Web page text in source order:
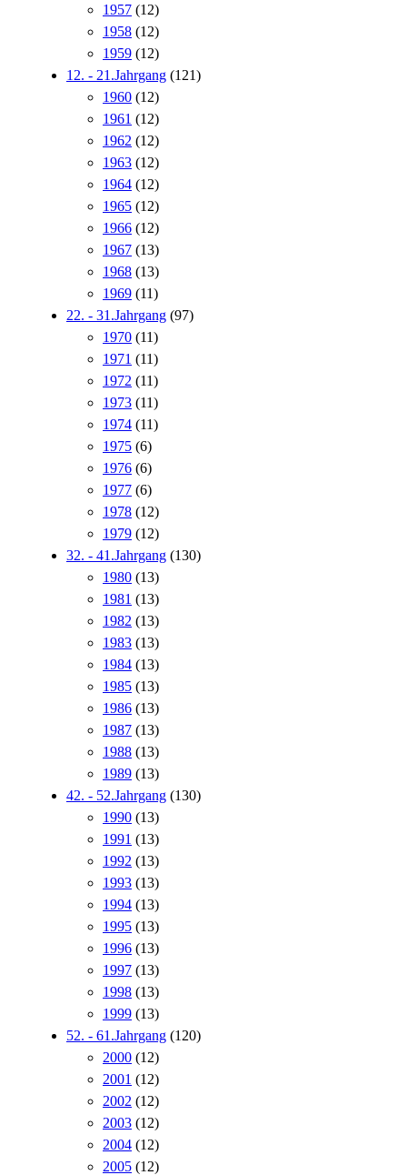
1957 (12)
1958 (12)
1959 (12)
12. - 21.Jahrgang (121)
1960 (12)
1961 (12)
1962 (12)
1963 (12)
1964 (12)
1965 (12)
1966 (12)
1967 (13)
1968 (13)
1969 (11)
22. - 31.Jahrgang (97)
1970 (11)
1971 (11)
1972 (11)
1973 (11)
1974 (11)
1975 (6)
1976 (6)
1977 (6)
1978 (12)
1979 (12)
32. - 41.Jahrgang (130)
1980 (13)
1981 (13)
1982 (13)
1983 (13)
1984 (13)
1985 (13)
1986 (13)
1987 (13)
1988 (13)
1989 (13)
42. - 52.Jahrgang (130)
1990 (13)
1991 (13)
1992 (13)
1993 (13)
1994 (13)
1995 (13)
1996 (13)
1997 (13)
1998 (13)
1999 (13)
52. - 61.Jahrgang (120)
2000 (12)
2001 (12)
2002 (12)
2003 (12)
2004 (12)
2005 (12)